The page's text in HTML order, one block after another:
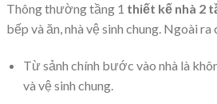
Thông thường tầng 1 thiết kế nhà 2
bếp và ăn, nhà vệ sinh chung. Ngoài
Từ sảnh chính bước vào nhà là
và vệ sinh chung.